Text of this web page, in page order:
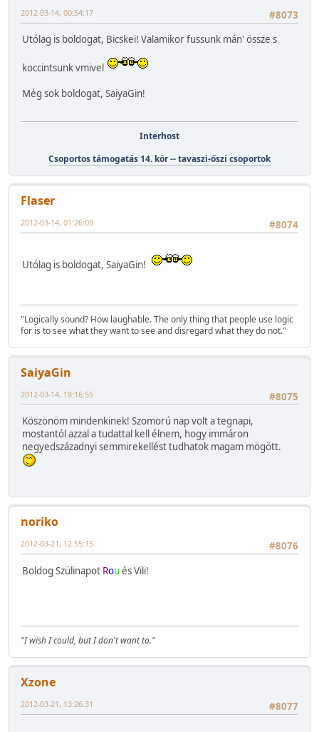
#8073
2012-03-14, 00:54:17
Utólag is boldogat, Bicskei! Valamikor fussunk mán' össze s
koccintsunk vmivel
Még sok boldogat, SaiyaGin!
Interhost
Csoportos támogatás 14. kör -- tavaszi-őszi csoportok
Flaser
#8074
2012-03-14, 01:26:09
Utólag is boldogat, SaiyaGin!
"Logically sound? How laughable. The only thing that people use logic
for is to see what they want to see and disregard what they do not."
SaiyaGin
#8075
2012-03-14, 18:16:55
Köszönöm mindenkinek! Szomorú nap volt a tegnapi,
mostantól azzal a tudattal kell élnem, hogy immáron
negyedszázadnyi semmirekellést tudhatok magam mögött.
noriko
#8076
2012-03-21, 12:55:15
Boldog Szülinapot Rou és Vili!
"I wish I could, but I don't want to."
Xzone
#8077
2012-03-21, 13:26:31